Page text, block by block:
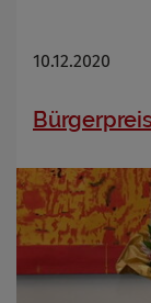
10.12.2020